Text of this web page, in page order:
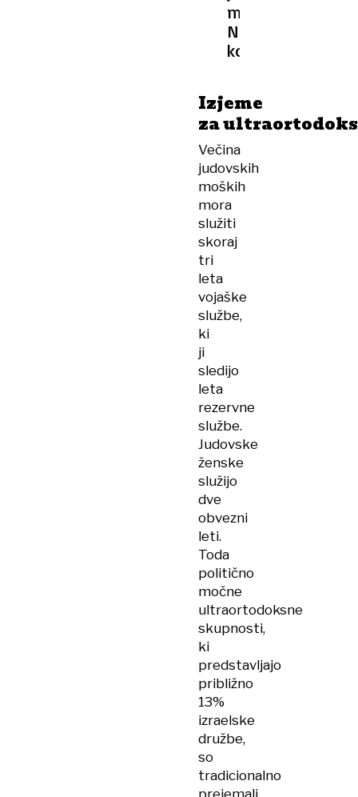
majejo
Netanjahujevo
koalicijo
Izjeme
za
Večina
judovskih
moških
mora
služiti
skoraj
tri
leta
vojaške
službe,
ki
ji
sledijo
leta
rezervne
službe.
Judovske
ženske
služijo
dve
obvezni
leti.
Toda
politično
močne
ultraortodoksne
skupnosti,
ki
predstavljajo
približno
13%
izraelske
družbe,
so
tradicionalno